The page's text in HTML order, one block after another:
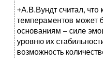
+А.В.Вундт считал, что
темпераментов может
основаниям – силе
уровню их
возможность